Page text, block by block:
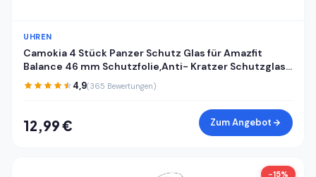
UHREN
Camokia 4 Stück Panzer Schutz Glas für Amazfit
Balance 46 mm Schutzfolie,Anti- Kratzer Schutzglas
für Panzerglas Amazfit Balance 46 mm
Panzerfolie,Fingerabdruck-ID Kompatibel
4,9(365 Bewertungen)
12,99 € Zum Angebot
-15%